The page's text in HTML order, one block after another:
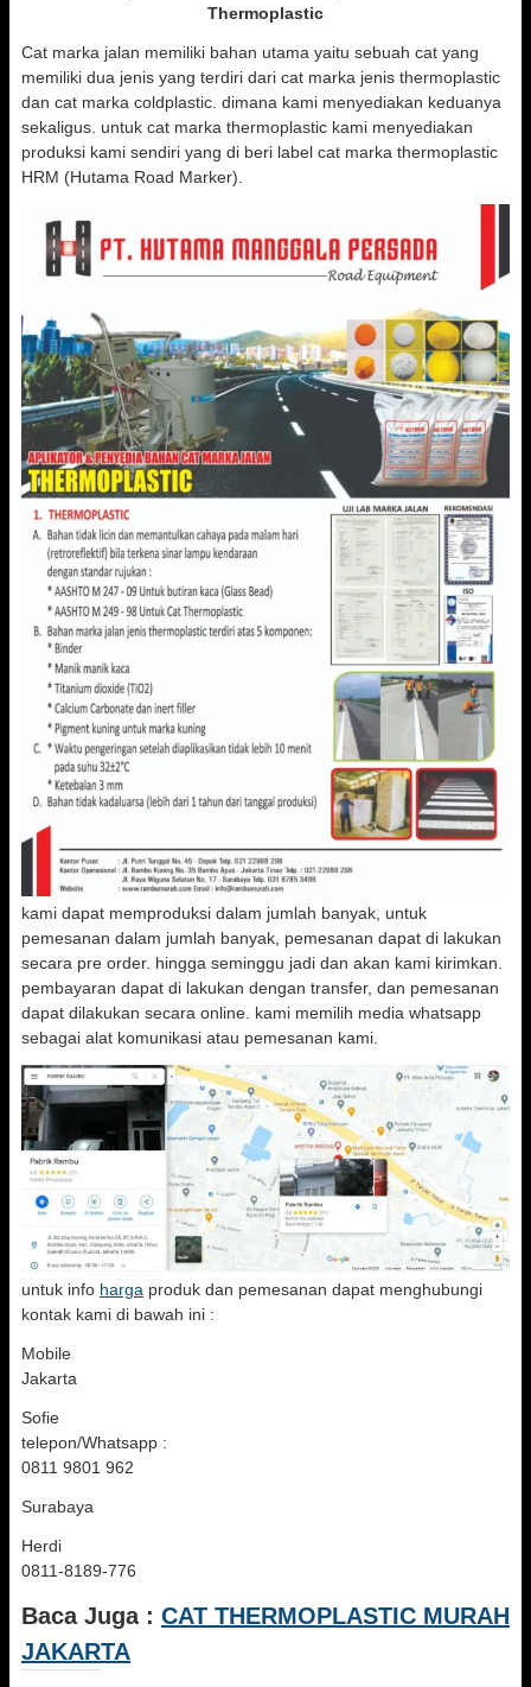
Thermoplastic
Cat marka jalan memiliki bahan utama yaitu sebuah cat yang
memiliki dua jenis yang terdiri dari cat marka jenis thermoplastic
dan cat marka coldplastic. dimana kami menyediakan keduanya
sekaligus. untuk cat marka thermoplastic kami menyediakan
produksi kami sendiri yang di beri label cat marka thermoplastic
HRM (Hutama Road Marker).
kami dapat memproduksi dalam jumlah banyak, untuk
pemesanan dalam jumlah banyak, pemesanan dapat di lakukan
secara pre order. hingga seminggu jadi dan akan kami kirimkan.
pembayaran dapat di lakukan dengan transfer, dan pemesanan
dapat dilakukan secara online. kami memilih media whatsapp
sebagai alat komunikasi atau pemesanan kami.
untuk info harga produk dan pemesanan dapat menghubungi
kontak kami di bawah ini :
Mobile
Jakarta
Sofie
telepon/Whatsapp :
0811 9801 962
Surabaya
Herdi
0811-8189-776
Baca Juga : CAT THERMOPLASTIC MURAH
JAKARTA